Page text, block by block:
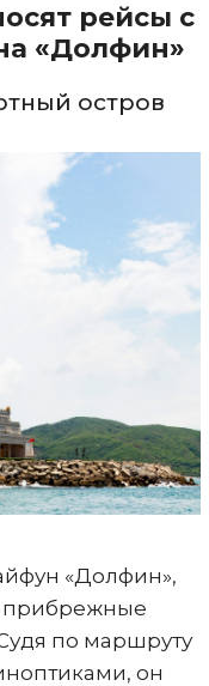
рейсы с
«Долфин»
остров
«Долфин»,
прибрежные
по маршруту
он